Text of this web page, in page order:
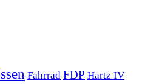
Fahrrad FDP Hartz IV